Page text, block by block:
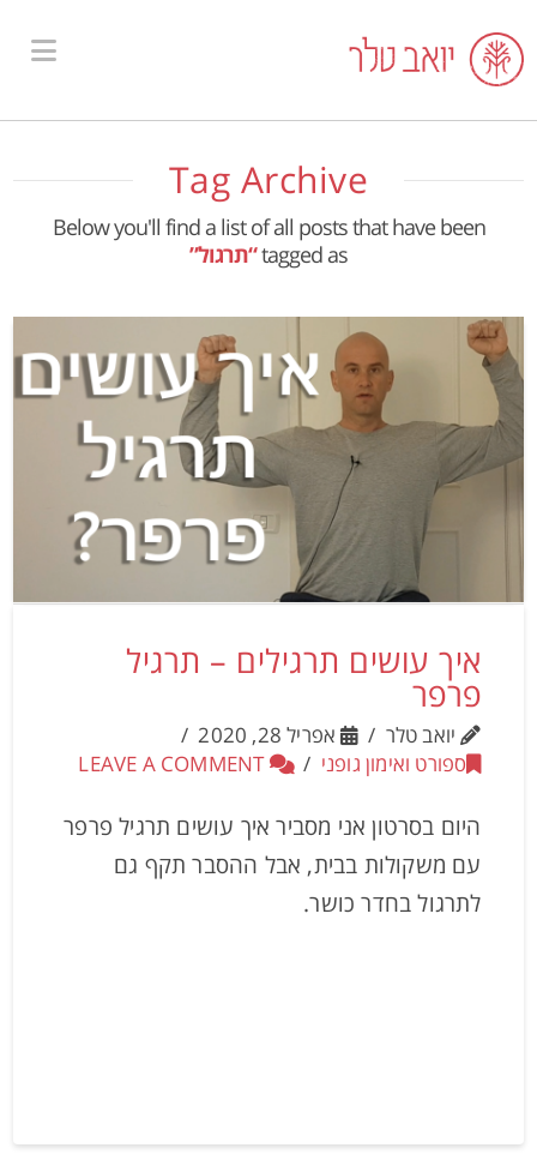
Tag Archive
Below you'll find a list of all posts that have been
tagged as“תרגול”
איך עושים תרגילים – תרגיל
פרפר
יואב טלר
אפריל 28, 2020
ספורט ואימון גופני
LEAVE A COMMENT
היום בסרטון אני מסביר איך עושים תרגיל פרפר
עם משקולות בבית, אבל ההסבר תקף גם
לתרגול בחדר כושר.